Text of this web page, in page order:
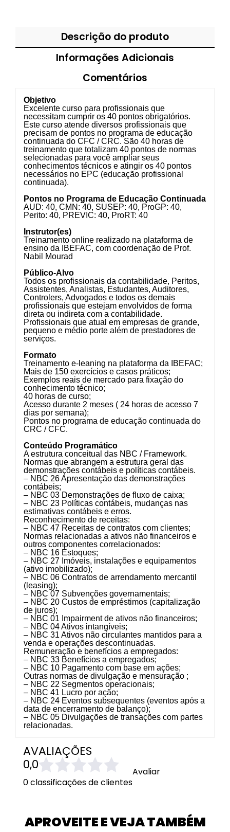
Descrição do produto
Informações Adicionais
Comentários
Objetivo
Excelente curso para profissionais que
necessitam cumprir os 40 pontos obrigatórios.
Este curso atende diversos profissionais que
precisam de pontos no programa de educação
continuada do CFC / CRC. São 40 horas de
treinamento que totalizam 40 pontos de normas
selecionadas para você ampliar seus
conhecimentos técnicos e atingir os 40 pontos
necessários no EPC (educação profissional
continuada).
Pontos no Programa de Educação Continuada
AUD: 40, CMN: 40, SUSEP: 40, ProGP: 40,
Perito: 40, PREVIC: 40, ProRT: 40
Instrutor(es)
Treinamento online realizado na plataforma de
ensino da IBEFAC, com coordenação de Prof.
Nabil Mourad
Público-Alvo
Todos os profissionais da contabilidade, Peritos,
Assistentes, Analistas, Estudantes, Auditores,
Controlers, Advogados e todos os demais
profissionais que estejam envolvidos de forma
direta ou indireta com a contabilidade.
Profissionais que atual em empresas de grande,
pequeno e médio porte além de prestadores de
serviços.
Formato
Treinamento e-leaning na plataforma da IBEFAC;
Mais de 150 exercícios e casos práticos;
Exemplos reais de mercado para fixação do
conhecimento técnico;
40 horas de curso;
Acesso durante 2 meses ( 24 horas de acesso 7
dias por semana);
Pontos no programa de educação continuada do
CRC / CFC.
Conteúdo Programático
A estrutura conceitual das NBC / Framework.
Normas que abrangem a estrutura geral das
demonstrações contábeis e políticas contábeis.
– NBC 26 Apresentação das demonstrações
contábeis;
– NBC 03 Demonstrações de fluxo de caixa;
– NBC 23 Políticas contábeis, mudanças nas
estimativas contábeis e erros.
Reconhecimento de receitas:
– NBC 47 Receitas de contratos com clientes;
Normas relacionadas a ativos não financeiros e
outros componentes correlacionados:
– NBC 16 Estoques;
– NBC 27 Imóveis, instalações e equipamentos
(ativo imobilizado);
– NBC 06 Contratos de arrendamento mercantil
(leasing);
– NBC 07 Subvenções governamentais;
– NBC 20 Custos de empréstimos (capitalização
de juros);
– NBC 01 Impairment de ativos não financeiros;
– NBC 04 Ativos intangíveis;
– NBC 31 Ativos não circulantes mantidos para a
venda e operações descontinuadas.
Remuneração e benefícios a empregados:
– NBC 33 Benefícios a empregados;
– NBC 10 Pagamento com base em ações;
Outras normas de divulgação e mensuração ;
– NBC 22 Segmentos operacionais;
– NBC 41 Lucro por ação;
– NBC 24 Eventos subsequentes (eventos após a
data de encerramento de balanço);
– NBC 05 Divulgações de transações com partes
relacionadas.
AVALIAÇÕES
0,0
0 classificações de clientes
Avaliar
APROVEITE E VEJA TAMBÉM